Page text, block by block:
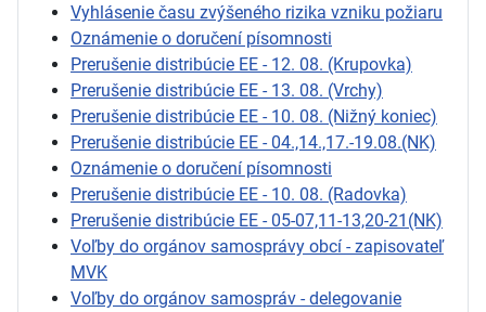
Vyhlásenie času zvýšeného rizika vzniku požiaru
Oznámenie o doručení písomnosti
Prerušenie distribúcie EE - 12. 08. (Krupovka)
Prerušenie distribúcie EE - 13. 08. (Vrchy)
Prerušenie distribúcie EE - 10. 08. (Nižný koniec)
Prerušenie distribúcie EE - 04.,14.,17.-19.08.(NK)
Oznámenie o doručení písomnosti
Prerušenie distribúcie EE - 10. 08. (Radovka)
Prerušenie distribúcie EE - 05-07,11-13,20-21(NK)
Voľby do orgánov samosprávy obcí - zapisovateľ
MVK
Voľby do orgánov samospráv - delegovanie